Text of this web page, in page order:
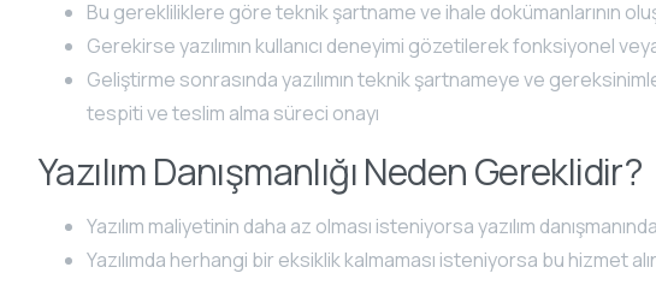
Bu gerekliliklere göre teknik şartname ve ihale dokümanlarının
Gerekirse yazılımın kullanıcı deneyimi gözetilerek fonksiyonel
Geliştirme sonrasında yazılımın teknik şartnameye ve
tespiti ve teslim alma süreci onayı
Yazılım Danışmanlığı Neden Gereklidir?
Yazılım maliyetinin daha az olması isteniyorsa yazılım
Yazılımda herhangi bir eksiklik kalmaması isteniyorsa bu hizmet